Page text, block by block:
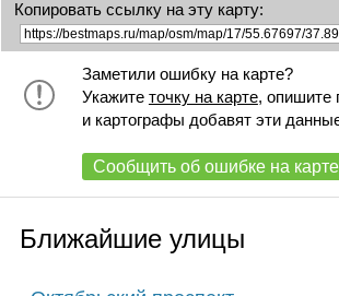
Копировать ссылку на эту карту:
Заметили ошибку на карте?
Укажите точку на карте, опишите
и картографы добавят эти
Сообщить об ошибке на карте
Ближайшие улицы